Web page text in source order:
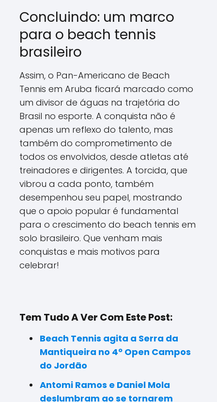
Concluindo: um marco
para o beach tennis
brasileiro
Assim, o Pan-Americano de Beach
Tennis em Aruba ficará marcado como
um divisor de águas na trajetória do
Brasil no esporte. A conquista não é
apenas um reflexo do talento, mas
também do comprometimento de
todos os envolvidos, desde atletas até
treinadores e dirigentes. A torcida, que
vibrou a cada ponto, também
desempenhou seu papel, mostrando
que o apoio popular é fundamental
para o crescimento do beach tennis em
solo brasileiro. Que venham mais
conquistas e mais motivos para
celebrar!
Tem Tudo A Ver Com Este Post:
Beach Tennis agita a Serra da
Mantiqueira no 4º Open Campos
do Jordão
Antomi Ramos e Daniel Mola
deslumbram ao se tornarem